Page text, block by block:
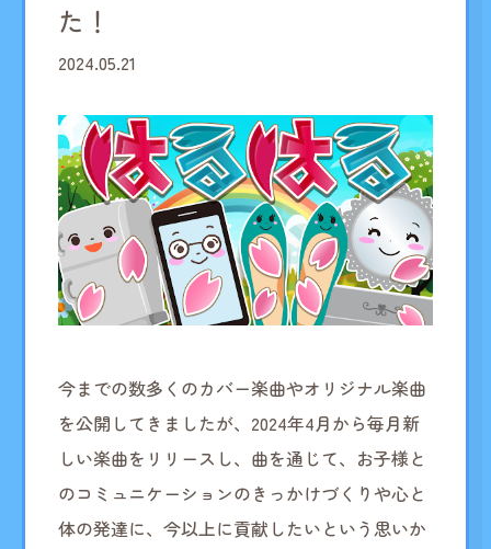
た！
2024.05.21
今までの数多くのカバー楽曲やオリジナル楽曲
を公開してきましたが、2024年4月から毎月新
しい楽曲をリリースし、曲を通じて、お子様と
のコミュニケーションのきっかけづくりや心と
体の発達に、今以上に貢献したいという思いか